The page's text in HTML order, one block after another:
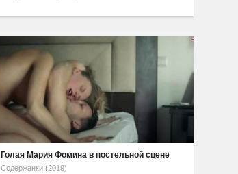
Голая Мария Фомина в постельной сцене
Содержанки (2019)